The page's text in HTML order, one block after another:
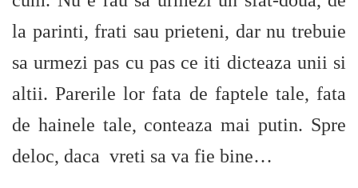
la parinti, frati sau prieteni, dar nu trebuie
sa urmezi pas cu pas ce iti dicteaza unii si
altii. Parerile lor fata de faptele tale, fata
de hainele tale, conteaza mai putin. Spre
deloc, daca vreti sa va fie bine…